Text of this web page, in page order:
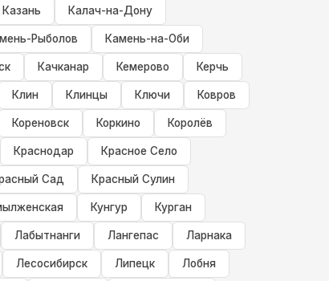
Казань Калач-на-Дону
Рыболов Камень-на-Оби
Качканар Кемерово Керчь
Клин Клинцы Ключи Ковров
Кореновск Коркино Королёв
Краснодар Красное Село
Сад Красный Сулин
Кунгур Курган
Лабытнанги Лангепас Ларнака
Лесосибирск Липецк Лобня